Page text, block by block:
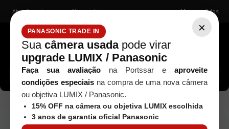
×
PANASONIC TRADE IN
Sua câmera usadapode virar
upgrade LUMIX / Panasonic
Faça sua avaliação na Portssar e aproveite
condições especiaisna compra de uma nova câmera
ou objetiva LUMIX / Panasonic.
15% OFF na câmera ou objetiva LUMIX escolhida
3 anos de garantia oficial Panasonic
Atendimento Nossas lojas Meus pedidos
Buscar câmeras, lentes, acessórios...
livro-impresso